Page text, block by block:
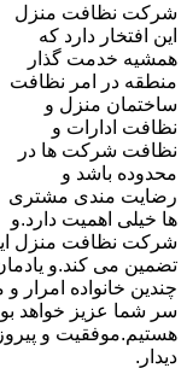
شرکت نظافت منزل
این افتخار دارد که
همشیه خدمت گذار
منطقه در امر نظافت
ساختمان منزل و
نظافت ادارات و
نظافت شرکت ها در
محدوده باشد و
رضایت مندی مشتری
ها خیلی اهمیت دارد.و
شرکت نظافت منزل این
تضمین می کند.و
چندین خانواده
سر شما عزیز خواهد
هستیم.موفقیت و
دیدار.